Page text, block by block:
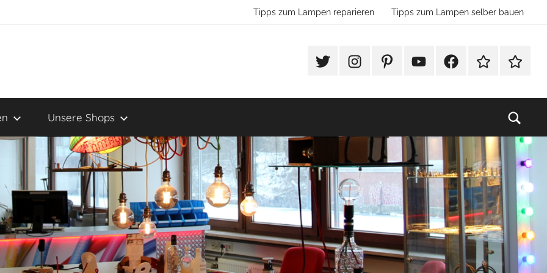
Tipps zum Lampen reparieren Tipps zum Lampen selber bauen
TwitterInstragramPinterestYouTubeFacebook
TikTok
Unsere Shops